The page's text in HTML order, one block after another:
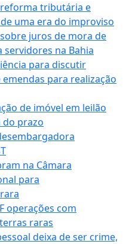
tributária e
uma era do improviso
juros de mora de
servidores na Bahia
para discutir
para realização
de imóvel em leilão
prazo
na Câmara
para
operações com
raras
deixa de ser crime,